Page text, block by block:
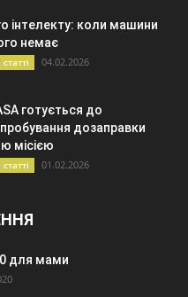
інтелекту: коли машини
немає
04.02.2026
готується до
дозаправки
місією
01.02.2026
для мами